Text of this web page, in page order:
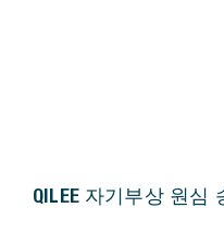
QILEE 자기부상 원심